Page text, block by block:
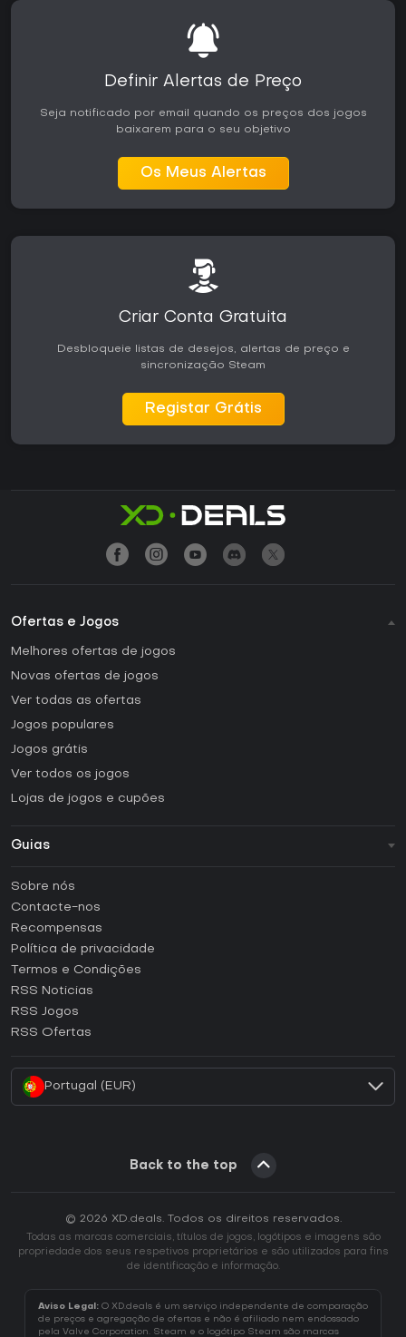
Definir Alertas de Preço
Seja notificado por email quando os preços dos jogos
baixarem para o seu objetivo
Os Meus Alertas
Criar Conta Gratuita
Desbloqueie listas de desejos, alertas de preço e
sincronização Steam
Registar Grátis
Ofertas e Jogos
Melhores ofertas de jogos
Novas ofertas de jogos
Ver todas as ofertas
Jogos populares
Jogos grátis
Ver todos os jogos
Lojas de jogos e cupões
Guias
Como ativar uma CD Key Steam?
Como ativar uma CD Key Epic Games?
Como ativar uma CD Key GOG?
Como ativar uma CD Key Ubisoft Connect?
Como ativar uma CD Key EA App?
Sobre nós
Contacte-nos
Recompensas
Política de privacidade
Termos e Condições
RSS Noticias
RSS Jogos
RSS Ofertas
Portugal (EUR)
Back to the top
© 2026 XD.deals. Todos os direitos reservados.
Todas as marcas comerciais, títulos de jogos, logótipos e imagens são
propriedade dos seus respetivos proprietários e são utilizados para fins
de identificação e informação.
Aviso Legal: O XD.deals é um serviço independente de comparação
de preços e agregação de ofertas e não é afiliado nem endossado
pela Valve Corporation. Steam e o logótipo Steam são marcas